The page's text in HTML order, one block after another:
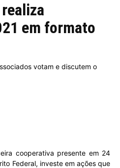
em formato
votam e discutem o
cooperativa presente em 24
Federal, investe em ações que